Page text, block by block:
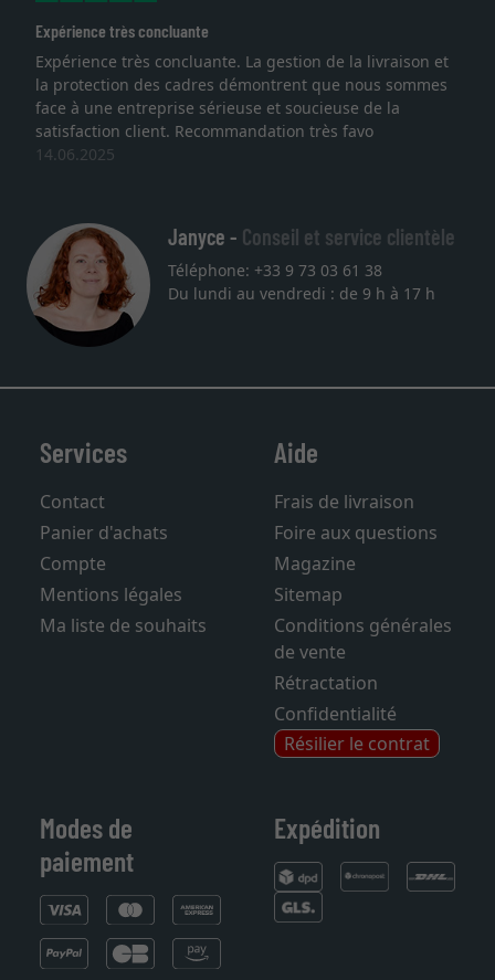
Expérience très concluante
Expérience très concluante. La gestion de la livraison et
la protection des cadres démontrent que nous sommes
face à une entreprise sérieuse et soucieuse de la
satisfaction client. Recommandation très favo
14.06.2025
Janyce - Conseil et service clientèle
Téléphone: +33 9 73 03 61 38
Du lundi au vendredi : de 9 h à 17 h
Services
Contact
Panier d'achats
Compte
Mentions légales
Ma liste de souhaits
Aide
Frais de livraison
Foire aux questions
Magazine
Sitemap
Conditions générales
de vente
Rétractation
Confidentialité
Résilier le contrat
Modes de
paiement
Expédition